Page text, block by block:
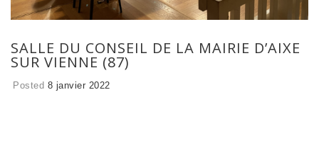
SALLE DU CONSEIL DE LA MAIRIE D’AIXE
SUR VIENNE (87)
Posted 8 janvier 2022